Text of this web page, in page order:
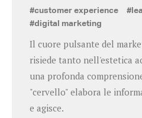
#customer experience
#digital marketing
Il cuore pulsante del
risiede tanto nell'estetica
una profonda
"cervello" elabora le
e agisce.